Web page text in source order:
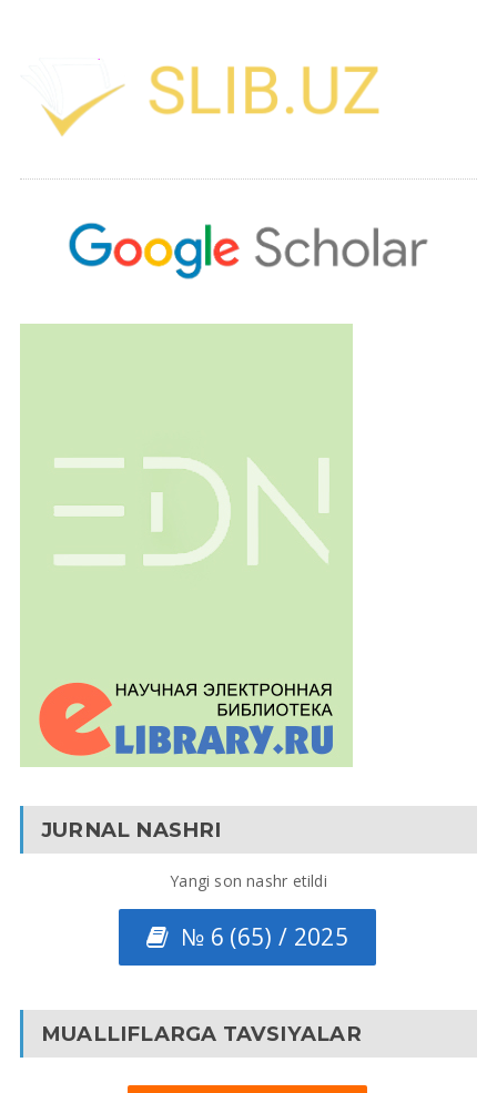
JURNAL NASHRI
Yangi son nashr etildi
№ 6 (65) / 2025
MUALLIFLARGA TAVSIYALAR